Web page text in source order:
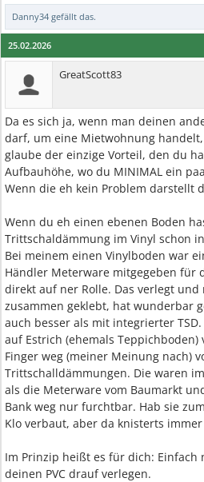
Danny34 gefällt das.
25.02.2026
GreatScott83
Da es sich ja, wenn man deinen
darf, um eine Mietwohnung handelt,
glaube der einzige Vorteil, den du
Aufbauhöhe, wo du MINIMAL ein
Wenn die eh kein Problem darstellt
Wenn du eh einen ebenen Boden
Trittschaldämmung im Vinyl schon
Bei meinem einen Vinylboden war
Händler Meterware mitgegeben für
direkt auf ner Rolle. Das verlegt und
zusammen geklebt, hat wunderbar
auch besser als mit integrierter
auf Estrich (ehemals Teppichboden)
Finger weg (meiner Meinung nach)
Trittschalldämmungen. Die waren
als die Meterware vom Baumarkt
Bank weg nur furchtbar. Hab sie
Klo verbaut, aber da knisterts
Im Prinzip heißt es für dich: Einfach
deinen PVC drauf verlegen.